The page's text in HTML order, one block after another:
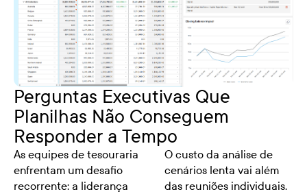
Perguntas Executivas Que
Planilhas Não Conseguem
Responder a Tempo
As equipes de tesouraria
enfrentam um desafio
recorrente: a liderança
O custo da análise de
cenários lenta vai além
das reuniões individuais.